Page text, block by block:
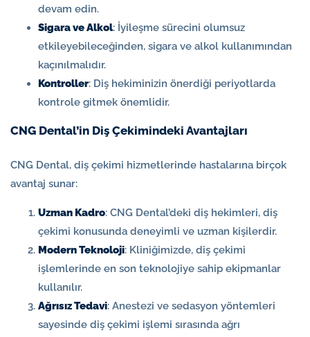
devam edin.
Sigara ve Alkol: İyileşme sürecini olumsuz
etkileyebileceğinden, sigara ve alkol kullanımından
kaçınılmalıdır.
Kontroller: Diş hekiminizin önerdiği periyotlarda
kontrole gitmek önemlidir.
CNG Dental’in Diş Çekimindeki Avantajları
CNG Dental, diş çekimi hizmetlerinde hastalarına birçok
avantaj sunar:
Uzman Kadro: CNG Dental’deki diş hekimleri, diş
çekimi konusunda deneyimli ve uzman kişilerdir.
Modern Teknoloji: Kliniğimizde, diş çekimi
işlemlerinde en son teknolojiye sahip ekipmanlar
kullanılır.
Ağrısız Tedavi: Anestezi ve sedasyon yöntemleri
sayesinde diş çekimi işlemi sırasında ağrı